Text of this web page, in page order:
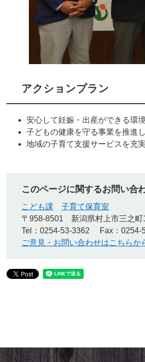
アクションプラン
安心して妊娠・出産ができる環
子どもの健康を守る事業を推進
地域の子育て支援サービスを充
このページに関するお問い合
こども課
子育て保育室
〒958-8501
新潟県村上市三之
Tel：0254-53-3362
Fax：0254-
ご意見・お問い合わせはこちらか